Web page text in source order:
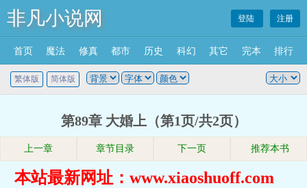
非凡小说网 登陆 注册
首页 魔法 修真 都市 历史 科幻 其它 完本 排行
繁体版 简体版
第89章 大婚上（第1页/共2页）
上一章 章节目录 下一页 推荐本书
本站最新网址：www.xiaoshuoff.com